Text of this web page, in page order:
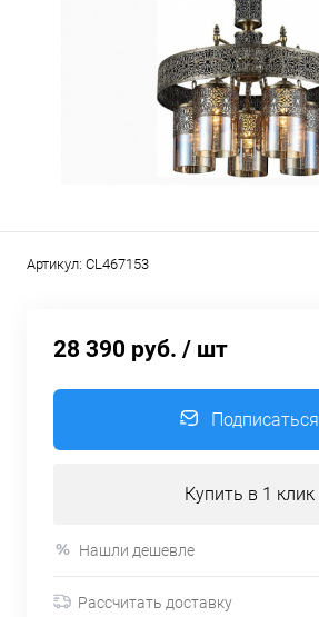
Артикул: CL467153
28 390 руб. / шт
Подписаться
Купить в 1 клик
Нашли дешевле
Рассчитать доставку